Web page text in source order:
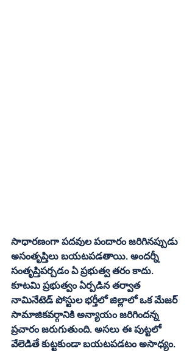
సాధారణంగా పదవుల పందారం జరిగినప్పుడు
అసంతృప్తిలు బయటపడతాయి. అందర్నీ
సంతృప్తిపర్చడం ఏ ప్రభుత్వ తరం కాదు.
కూటమి ప్రభుత్వం ఏర్పడిన తర్వాత
నామినేటెడ్‌ పోస్టుల భర్తీలో జిల్లాలో ఒక మేజర్‌
సామాజికవర్గానికి అన్యాయం జరిగిందన్న
ప్రచారం జరుగుతుంది. అసలు ఈ పుట్టలో
వేలెడితే కుట్టకుండా బయటపడటం అసాధ్యం.